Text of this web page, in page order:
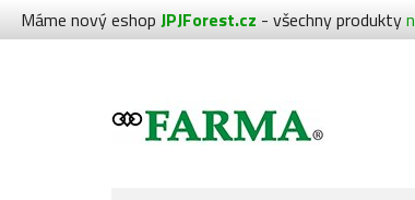
Máme nový eshop JPJForest.cz - všechny produkty